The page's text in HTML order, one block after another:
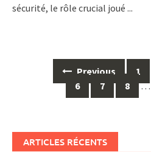
sécurité, le rôle crucial joué ...
navigation
Previous 1
6
7 8 …
ARTICLES RÉCENTS